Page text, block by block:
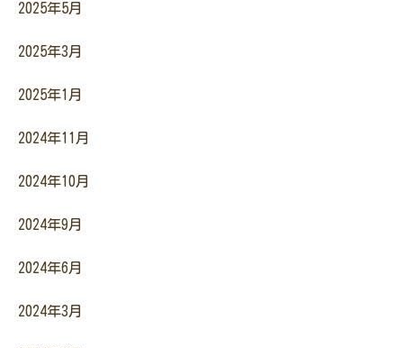
2025年5月
2025年3月
2025年1月
2024年11月
2024年10月
2024年9月
2024年6月
2024年3月